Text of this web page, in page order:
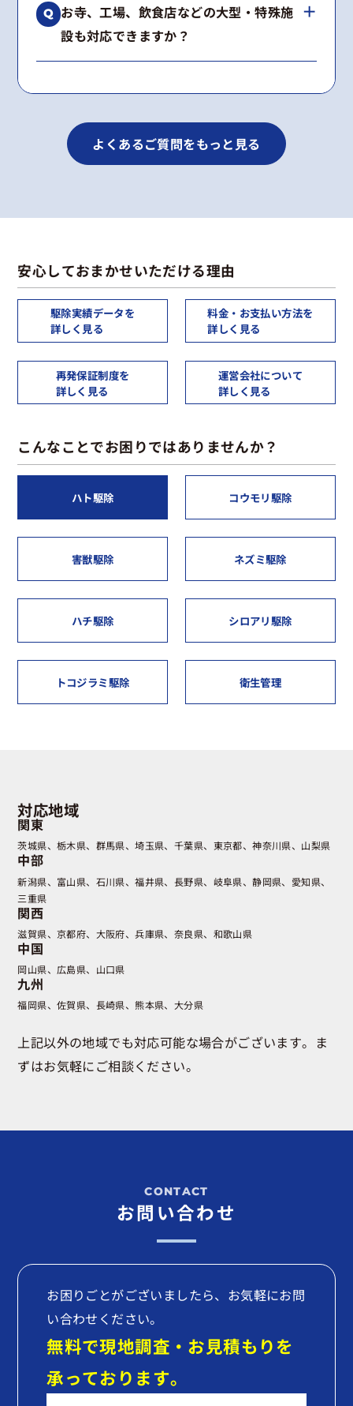
種類が不明な場合も無料で調査いたします。
お付けしています。
期間内に施工箇所で再発した場合は、無料で再
施工いたします。
お寺、工場、飲食店などの大型・特殊施
設も対応できますか？
景観への配慮や高所作業など、建物の構造に合
わせた最適な工法をご提案します。
よくあるご質問をもっと見る
安心しておまかせいただける理由
駆除実績データを
詳しく見る
料金・お支払い方法を
詳しく見る
再発保証制度を
詳しく見る
運営会社について
詳しく見る
こんなことでお困りではありませんか？
ハト駆除 コウモリ駆除
害獣駆除 ネズミ駆除
ハチ駆除 シロアリ駆除
トコジラミ駆除 衛生管理
対応地域
関東
茨城県 栃木県 群馬県 埼玉県 千葉県 東京都 神奈川県 山梨県
中部
新潟県 富山県 石川県 福井県 長野県 岐阜県 静岡県
愛知県
三重県
関西
滋賀県 京都府 大阪府 兵庫県 奈良県 和歌山県
中国
岡山県 広島県 山口県
九州
福岡県 佐賀県 長崎県 熊本県 大分県
上記以外の地域でも対応可能な場合がございます。ま
ずはお気軽にご相談ください。
お問い合わせ
お困りごとがございましたら、お気軽にお問
い合わせください。
無料で現地調査・お見積もりを
承っております。